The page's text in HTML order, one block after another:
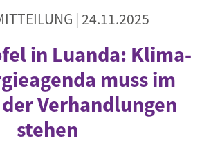
| 24.11.2025
in Luanda: Klima-
muss im
Verhandlungen
stehen